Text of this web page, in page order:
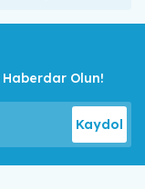
Olun!
Kaydol